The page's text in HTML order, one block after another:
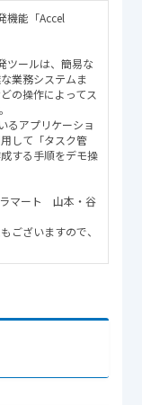
機能「Accel
ツールは、簡易な
業務システムま
の操作によってス
るアプリケーショ
して「タスク管
する手順をデモ操
マート 山本・谷
ございますので、